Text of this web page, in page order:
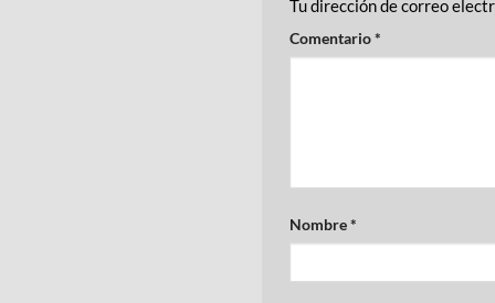
Tu dirección de correo
Comentario*
Nombre*